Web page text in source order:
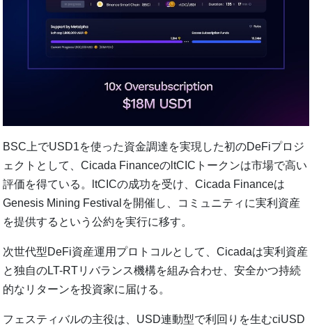
BSC上でUSD1を使った資金調達を実現した初のDeFiプロジ
ェクトとして、Cicada FinanceのltCICトークンは市場で高い
評価を得ている。ltCICの成功を受け、Cicada Financeは
Genesis Mining Festivalを開催し、コミュニティに実利資産
を提供するという公約を実行に移す。
次世代型DeFi資産運用プロトコルとして、Cicadaは実利資産
と独自のLT-RTリバランス機構を組み合わせ、安全かつ持続
的なリターンを投資家に届ける。
フェスティバルの主役は、USD連動型で利回りを生むciUSD